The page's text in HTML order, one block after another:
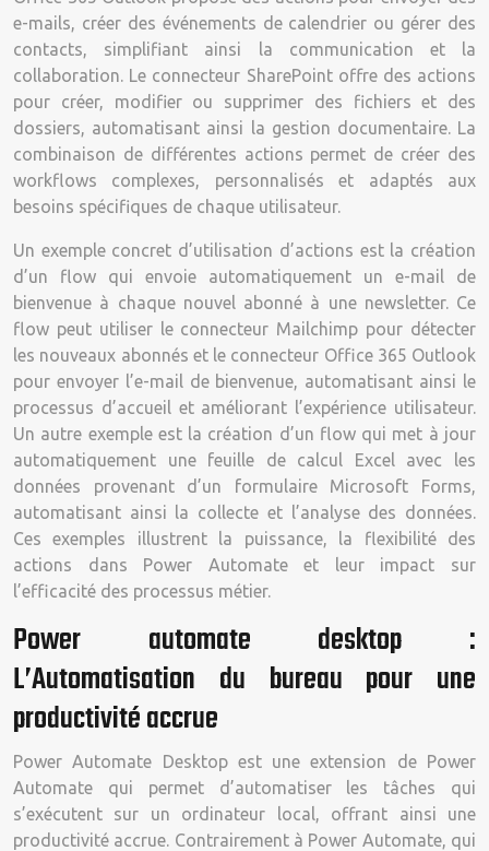
e-mails, créer des événements de calendrier ou gérer des
contacts, simplifiant ainsi la communication et la
collaboration. Le connecteur SharePoint offre des actions
pour créer, modifier ou supprimer des fichiers et des
dossiers, automatisant ainsi la gestion documentaire. La
combinaison de différentes actions permet de créer des
workflows complexes, personnalisés et adaptés aux
besoins spécifiques de chaque utilisateur.
Un exemple concret d’utilisation d’actions est la création
d’un flow qui envoie automatiquement un e-mail de
bienvenue à chaque nouvel abonné à une newsletter. Ce
flow peut utiliser le connecteur Mailchimp pour détecter
les nouveaux abonnés et le connecteur Office 365 Outlook
pour envoyer l’e-mail de bienvenue, automatisant ainsi le
processus d’accueil et améliorant l’expérience utilisateur.
Un autre exemple est la création d’un flow qui met à jour
automatiquement une feuille de calcul Excel avec les
données provenant d’un formulaire Microsoft Forms,
automatisant ainsi la collecte et l’analyse des données.
Ces exemples illustrent la puissance, la flexibilité des
actions dans Power Automate et leur impact sur
l’efficacité des processus métier.
Power automate desktop :
L’Automatisation du bureau pour une
productivité accrue
Power Automate Desktop est une extension de Power
Automate qui permet d’automatiser les tâches qui
s’exécutent sur un ordinateur local, offrant ainsi une
productivité accrue. Contrairement à Power Automate, qui